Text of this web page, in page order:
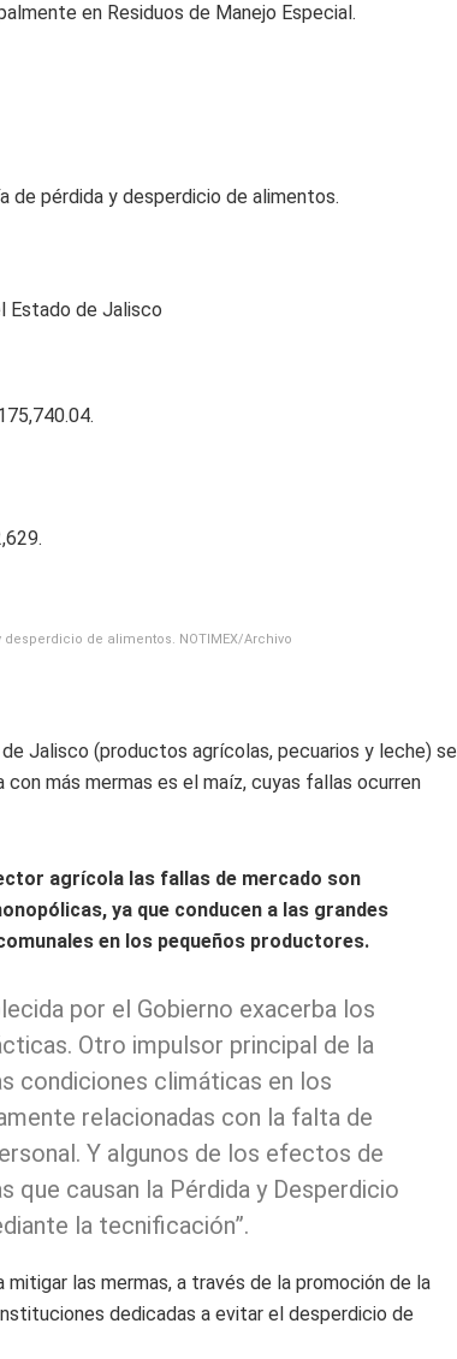
en Residuos de Manejo Especial.
de pérdida y desperdicio de alimentos.
Estado de Jalisco
de alimentos. NOTIMEX/Archivo
Jalisco (productos agrícolas, pecuarios y leche) se
más mermas es el maíz, cuyas fallas ocurren
agrícola las fallas de mercado son
ya que conducen a las grandes
en los pequeños productores.
por el Gobierno exacerba los
Otro impulsor principal de la
condiciones climáticas en los
relacionadas con la falta de
Y algunos de los efectos de
que causan la Pérdida y Desperdicio
la tecnificación”.
las mermas, a través de la promoción de la
dedicadas a evitar el desperdicio de